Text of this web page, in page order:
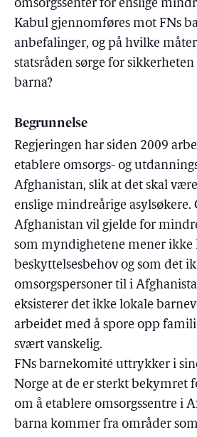
omsorgssenter for enslige
Kabul gjennomføres mot FNs
anbefalinger, og på hvilke
statsråden sørge for
barna?
Begrunnelse
Regjeringen har siden 2009
etablere omsorgs- og
Afghanistan, slik at det skal
enslige mindreårige asylsøkere.
Afghanistan vil gjelde for
som myndighetene mener ikke
beskyttelsesbehov og som det
omsorgspersoner til i
eksisterer det ikke lokale
arbeidet med å spore opp
svært vanskelig.
FNs barnekomité uttrykker i
Norge at de er sterkt bekymret
om å etablere omsorgssentre i
barna kommer fra områder